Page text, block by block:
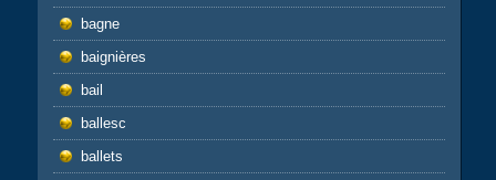
bagne
baignières
bail
ballesc
ballets